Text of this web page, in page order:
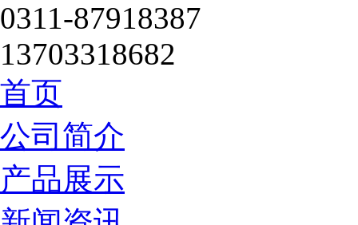
0311-87918387
13703318682
首页
公司简介
产品展示